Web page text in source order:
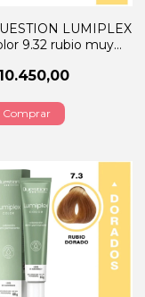
LUMIPLEX
9.32 rubio muy